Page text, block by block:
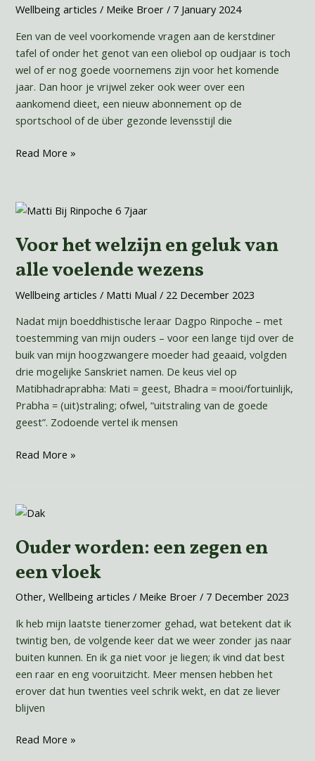
Wellbeing articles / Meike Broer/ 7 January 2024
Een van de veel voorkomende vragen aan de kerstdiner
tafel of onder het genot van een oliebol op oudjaar is toch
wel of er nog goede voornemens zijn voor het komende
jaar. Dan hoor je vrijwel zeker ook weer over een
aankomend dieet, een nieuw abonnement op de
sportschool of de über gezonde levensstijl die
Read More »
Voor het welzijn en geluk van
alle voelende wezens
Wellbeing articles / Matti Mual/ 22 December 2023
Nadat mijn boeddhistische leraar Dagpo Rinpoche – met
toestemming van mijn ouders – voor een lange tijd over de
buik van mijn hoogzwangere moeder had geaaid, volgden
drie mogelijke Sanskriet namen. De keus viel op
Matibhadraprabha: Mati = geest, Bhadra = mooi/fortuinlijk,
Prabha = (uit)straling; ofwel, “uitstraling van de goede
geest”. Zodoende vertel ik mensen
Voor
welzijn
geluk
van
voelende
wezens
Read More »
Ouder worden: een zegen en
een vloek
Other,Wellbeing articles / Meike Broer/ 7 December 2023
Ik heb mijn laatste tienerzomer gehad, wat betekent dat ik
twintig ben, de volgende keer dat we weer zonder jas naar
buiten kunnen. En ik ga niet voor je liegen; ik vind dat best
een raar en eng vooruitzicht. Meer mensen hebben het
erover dat hun twenties veel schrik wekt, en dat ze liever
blijven
Ouder
een
en
een
Read More »